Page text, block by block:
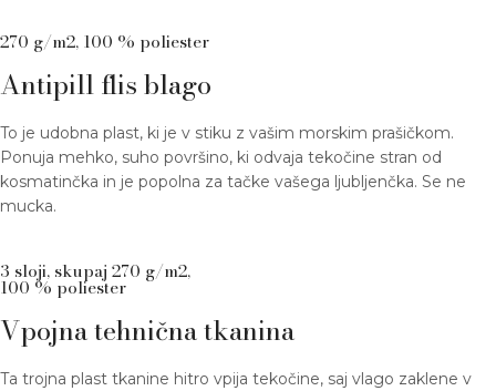
270 g/m2, 100 % poliester
Antipill flis blago
To je udobna plast, ki je v stiku z vašim morskim prašičkom.
Ponuja mehko, suho površino, ki odvaja tekočine stran od
kosmatinčka in je popolna za tačke vašega ljubljenčka. Se ne
mucka.
3 sloji, skupaj 270 g/m2,
100 % poliester
Vpojna tehnična tkanina
Ta trojna plast tkanine hitro vpija tekočine, saj vlago zaklene v